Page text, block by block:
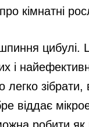
кімнатні
цибулі.
і
легко
віддає